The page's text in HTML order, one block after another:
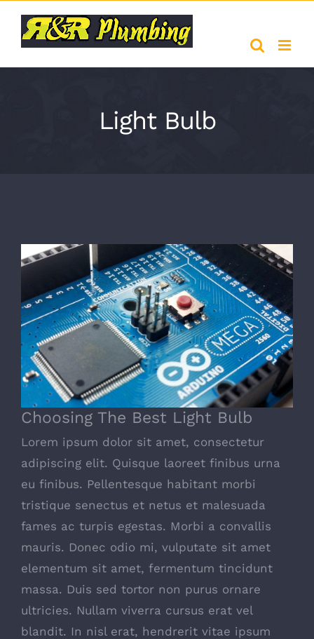
content
Light Bulb
Choosing The Best Light Bulb
Choosing The Best Light Bulb
Lorem ipsum dolor sit amet, consectetur
adipiscing elit. Quisque laoreet finibus urna
eu finibus. Pellentesque habitant morbi
tristique senectus et netus et malesuada
fames ac turpis egestas. Morbi a convallis
mauris. Donec odio mi, vulputate sit amet
elementum sit amet, fermentum tincidunt
massa. Duis sed tortor non purus ornare
ultricies. Nullam viverra cursus erat vel
blandit. In nisl erat, hendrerit vitae ipsum